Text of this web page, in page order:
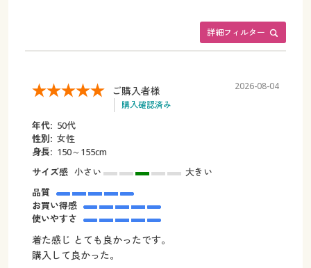
詳細フィルター
ご購入者様
購入確認済み
2026-08-04
年代: 50代
性別: 女性
身長: 150～155cm
サイズ感 小さい
大きい
品質
お買い得感
使いやすさ
着た感じ とても良かったです。
購入して良かった。